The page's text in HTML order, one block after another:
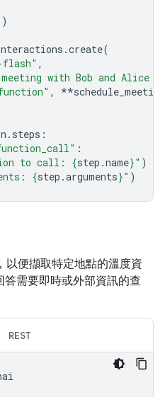
.create(
flash" ,
with Bob and Alice
, **
. steps :
:
to call: {step .name}" )
{step .arguments}" )
以便擷取特定地點的溫度資
需要即時或外部資訊的查
REST